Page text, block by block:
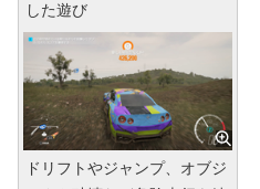
した遊び
ドリフトやジャンプ、オブジ